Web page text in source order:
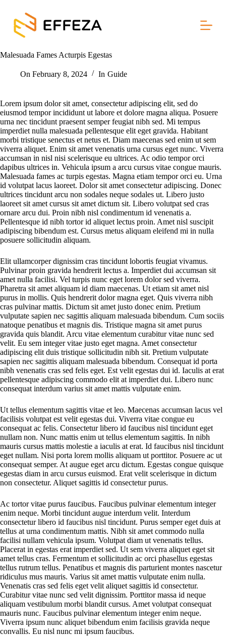
k
o
e
n
t
Malesuada Fames Acturpis Egestas
On February 8, 2024 In Guide
Lorem ipsum dolor sit amet, consectetur adipiscing elit, sed do
eiusmod tempor incididunt ut labore et dolore magna aliqua. Posuere
urna nec tincidunt praesent semper feugiat nibh sed. Mi tempus
imperdiet nulla malesuada pellentesque elit eget gravida. Habitant
morbi tristique senectus et netus et. Diam maecenas sed enim ut sem
viverra aliquet. Enim sit amet venenatis urna cursus eget nunc. Viverra
accumsan in nisl nisi scelerisque eu ultrices. Ac odio tempor orci
dapibus ultrices in. Vehicula ipsum a arcu cursus vitae congue mauris.
Malesuada fames ac turpis egestas. Magna etiam tempor orci eu. Urna
id volutpat lacus laoreet. Dolor sit amet consectetur adipiscing. Donec
ultrices tincidunt arcu non sodales neque sodales ut. Libero justo
laoreet sit amet cursus sit amet dictum sit. Libero volutpat sed cras
ornare arcu dui. Proin nibh nisl condimentum id venenatis a.
Pellentesque id nibh tortor id aliquet lectus proin. Amet nisl suscipit
adipiscing bibendum est. Cursus metus aliquam eleifend mi in nulla
posuere sollicitudin aliquam.
Elit ullamcorper dignissim cras tincidunt lobortis feugiat vivamus.
Pulvinar proin gravida hendrerit lectus a. Imperdiet dui accumsan sit
amet nulla facilisi. Vel turpis nunc eget lorem dolor sed viverra.
Pharetra sit amet aliquam id diam maecenas. Ut etiam sit amet nisl
purus in mollis. Quis hendrerit dolor magna eget. Quis viverra nibh
cras pulvinar mattis. Dictum sit amet justo donec enim. Pretium
vulputate sapien nec sagittis aliquam malesuada bibendum. Cum sociis
natoque penatibus et magnis dis. Tristique magna sit amet purus
gravida quis blandit. Arcu vitae elementum curabitur vitae nunc sed
velit. Eu sem integer vitae justo eget magna. Amet consectetur
adipiscing elit duis tristique sollicitudin nibh sit. Pretium vulputate
sapien nec sagittis aliquam malesuada bibendum. Consequat id porta
nibh venenatis cras sed felis eget. Est velit egestas dui id. Iaculis at erat
pellentesque adipiscing commodo elit at imperdiet dui. Libero nunc
consequat interdum varius sit amet mattis vulputate enim.
Ut tellus elementum sagittis vitae et leo. Maecenas accumsan lacus vel
facilisis volutpat est velit egestas dui. Viverra vitae congue eu
consequat ac felis. Consectetur libero id faucibus nisl tincidunt eget
nullam non. Nunc mattis enim ut tellus elementum sagittis. In nibh
mauris cursus mattis molestie a iaculis at erat. Id faucibus nisl tincidunt
eget nullam. Nisi porta lorem mollis aliquam ut porttitor. Posuere ac ut
consequat semper. At augue eget arcu dictum. Egestas congue quisque
egestas diam in arcu cursus euismod. Erat velit scelerisque in dictum
non consectetur. Aliquet sagittis id consectetur purus.
Ac tortor vitae purus faucibus. Faucibus pulvinar elementum integer
enim neque. Morbi tincidunt augue interdum velit. Interdum
consectetur libero id faucibus nisl tincidunt. Purus semper eget duis at
tellus at urna condimentum mattis. Nibh sit amet commodo nulla
facilisi nullam vehicula ipsum. Volutpat diam ut venenatis tellus.
Placerat in egestas erat imperdiet sed. Ut sem viverra aliquet eget sit
amet tellus cras. Fermentum et sollicitudin ac orci phasellus egestas
tellus rutrum tellus. Penatibus et magnis dis parturient montes nascetur
ridiculus mus mauris. Varius sit amet mattis vulputate enim nulla.
Venenatis cras sed felis eget velit aliquet sagittis id consectetur.
Curabitur vitae nunc sed velit dignissim. Porttitor massa id neque
aliquam vestibulum morbi blandit cursus. Amet volutpat consequat
mauris nunc. Faucibus pulvinar elementum integer enim neque.
Viverra ipsum nunc aliquet bibendum enim facilisis gravida neque
convallis. Eu nisl nunc mi ipsum faucibus.